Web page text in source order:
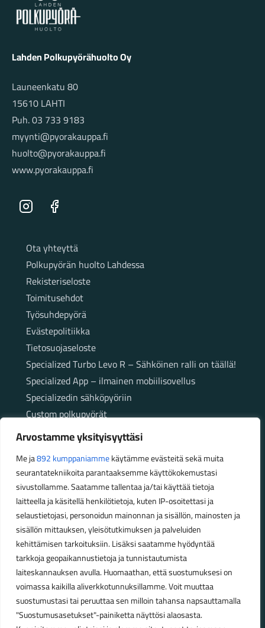
Arvostamme yksityisyyttäsi
Me ja892 kumppaniammekäytämme evästeitä sekä muita
seurantatekniikoita parantaaksemme käyttökokemustasi
sivustollamme. Saatamme tallentaa ja/tai käyttää tietoja
laitteella ja käsitellä henkilötietoja, kuten IP-osoitettasi ja
selaustietojasi, personoidun mainonnan ja sisällön, mainosten ja
sisällön mittauksen, yleisötutkimuksen ja palveluiden
kehittämisen tarkoituksiin. Lisäksi saatamme hyödyntää
tarkkoja geopaikannustietoja ja tunnistautumista
laiteskannauksen avulla. Huomaathan, että suostumuksesi on
voimassa kaikilla aliverkkotunnuksillamme. Voit muuttaa
suostumustasi tai peruuttaa sen milloin tahansa napsauttamalla
"Suostumusasetukset"-painiketta näyttösi alaosasta.
Lahden Polkupyörähuolto Oy
Launeenkatu 80
15610 LAHTI
Puh. 03 733 9183
myynti@pyorakauppa.fi
huolto@pyorakauppa.fi
www.pyorakauppa.fi
Instagram Facebook
SivutOta yhteyttä
Polkupyörän huolto Lahdessa
Rekisteriseloste
Toimitusehdot
Työsuhdepyörä
Evästepolitiikka
Tietosuojaseloste
Specialized Turbo Levo R – Sähköinen ralli on täällä!
Specialized App – ilmainen mobiilisovellus
Specializedin sähköpyöriin
Custom polkupyörät
Fatbikellä helppoa ja huoletonta etenemistä
maastossa
Aukioloajat
Talvikauden aukioloajat (1.10.2025 – 28.2.2026)
Ma-Pe 10-18
La 10-14
Kesäkauden aukioloajat (1.3.2026 – 30.9.2026)
Ma-Pe 10-18
La 9-15